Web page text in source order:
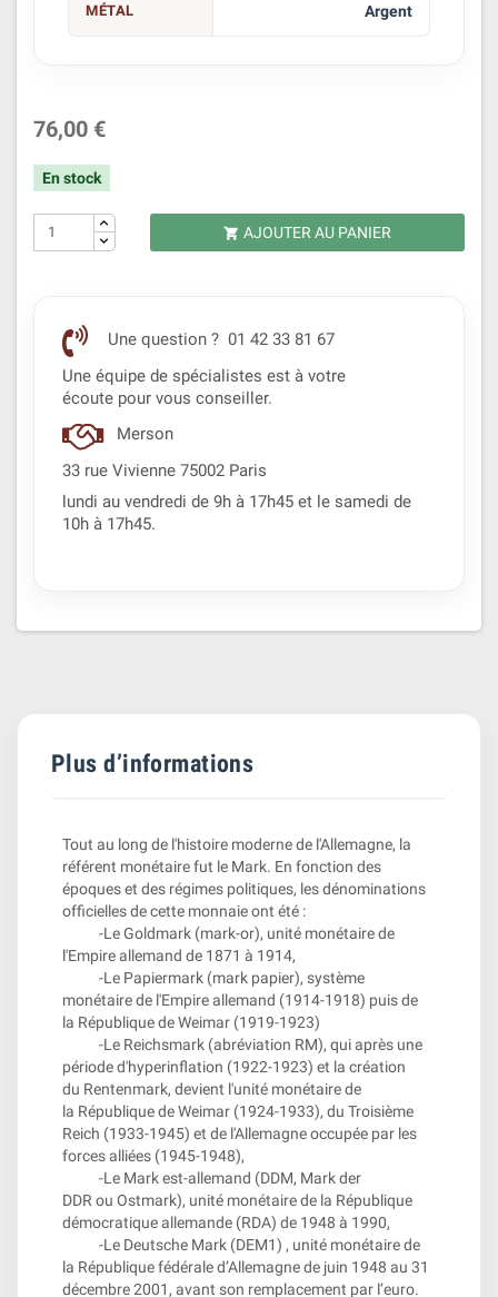
MÉTAL Argent
76,00 €
En stock
 AJOUTER AU PANIER
Une question ? 01 42 33 81 67
Une équipe de spécialistes est à votre
écoute pour vous conseiller.
Merson
33 rue Vivienne 75002 Paris
lundi au vendredi de 9h à 17h45 et le samedi de
10h à 17h45.
Plus d’informations
Tout au long de l'histoire moderne de l'Allemagne, la
référent monétaire fut le Mark. En fonction des
époques et des régimes politiques, les dénominations
officielles de cette monnaie ont été :
-Le Goldmark (mark-or), unité monétaire de
l'Empire allemand de 1871 à 1914,
-Le Papiermark (mark papier), système
monétaire de l'Empire allemand (1914-1918) puis de
la République de Weimar (1919-1923)
-Le Reichsmark (abréviation RM), qui après une
période d'hyperinflation (1922-1923) et la création
du Rentenmark, devient l'unité monétaire de
la République de Weimar (1924-1933), du Troisième
Reich (1933-1945) et de l'Allemagne occupée par les
forces alliées (1945-1948),
-Le Mark est-allemand (DDM, Mark der
DDR ou Ostmark), unité monétaire de la République
démocratique allemande (RDA) de 1948 à 1990,
-Le Deutsche Mark (DEM1) , unité monétaire de
la République fédérale d’Allemagne de juin 1948 au 31
décembre 2001, avant son remplacement par l’euro.